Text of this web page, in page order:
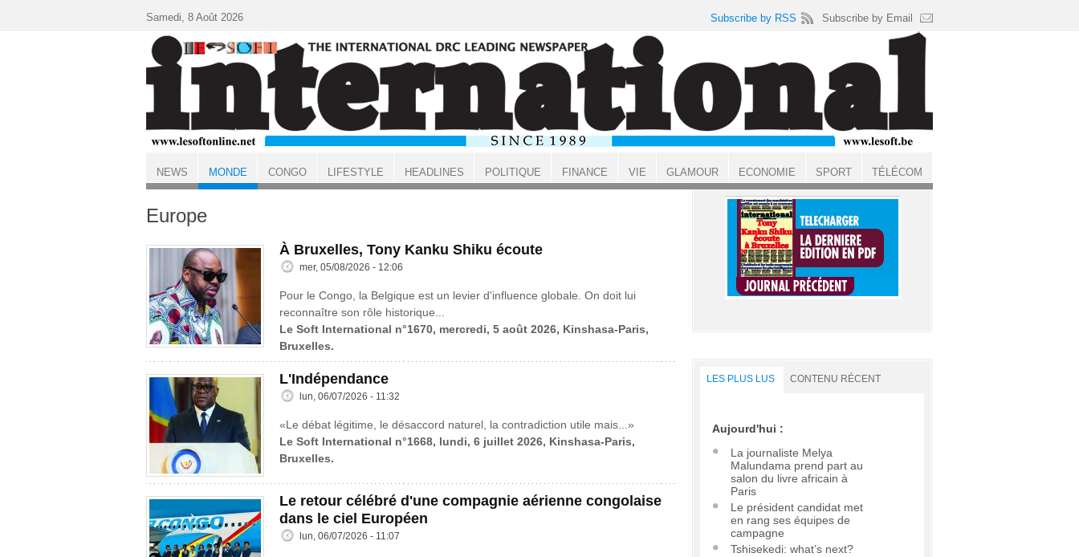
ACCUEIL MONDE
Europe
À Bruxelles, Tony Kanku Shiku écoute
mer, 05/08/2026 - 12:06
Pour le Congo, la Belgique est un levier d'influence globale. On doit lui
reconnaître son rôle historique...
Le Soft International n°1670, mercredi, 5 août 2026, Kinshasa-Paris,
Bruxelles.
L'Indépendance
lun, 06/07/2026 - 11:32
«Le débat légitime, le désaccord naturel, la contradiction utile mais...»
Le Soft International n°1668, lundi, 6 juillet 2026, Kinshasa-Paris,
Bruxelles.
Le retour célébré d'une compagnie aérienne congolaise
dans le ciel Européen
lun, 06/07/2026 - 11:07
LES PLUS LUS CONTENU RÉCENT
Aujourd'hui :
La journaliste Melya
Malundama prend part au
salon du livre africain à
Paris
Le président candidat met
en rang ses équipes de
campagne
Tshisekedi: what’s next?
Samedi, 8 Août 2026 Subscribe by RSS Subscribe by Email
NEWS MONDE CONGO LIFESTYLE HEADLINES POLITIQUE FINANCE VIE GLAMOUR ECONOMIE SPORT TÉLÉCOM